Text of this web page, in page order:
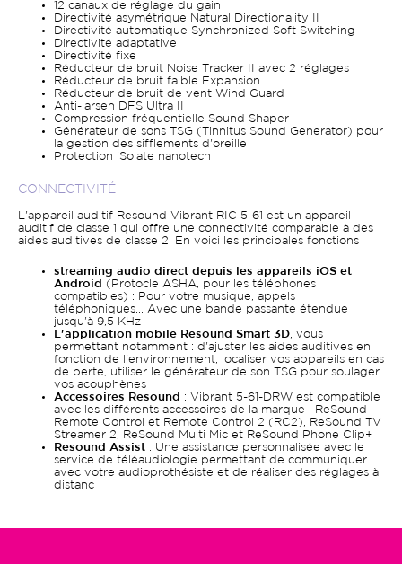
12 canaux de réglage du gain
Directivité asymétrique Natural Directionality II
Directivité automatique Synchronized Soft Switching
Directivité adaptative
Directivité fixe
Réducteur de bruit Noise Tracker II avec 2 réglages
Réducteur de bruit faible Expansion
Réducteur de bruit de vent Wind Guard
Anti-larsen DFS Ultra II
Compression fréquentielle Sound Shaper
Générateur de sons TSG (Tinnitus Sound Generator) pour
la gestion des sifflements d'oreille
Protection iSolate nanotech
CONNECTIVITÉ
L'appareil auditif Resound Vibrant RIC 5-61 est un appareil
auditif de classe 1 qui offre une connectivité comparable à des
aides auditives de classe 2. En voici les principales fonctions
streaming audio direct depuis les appareils iOS et
Android
(Protocle ASHA, pour les téléphones
compatibles) : Pour votre musique, appels
téléphoniques... Avec une bande passante étendue
jusqu'à 9,5 KHz
L'application mobile Resound Smart 3D , vous
permettant notamment : d'ajuster les aides auditives en
fonction de l'environnement, localiser vos appareils en cas
de perte, utiliser le générateur de son TSG pour soulager
vos acouphènes
Accessoires Resound : Vibrant 5-61-DRW est compatible
avec les différents accessoires de la marque : ReSound
Remote Control et Remote Control 2 (RC2), ReSound TV
Streamer 2, ReSound Multi Mic et ReSound Phone Clip+
Resound Assist : Une assistance personnalisée avec le
service de téléaudiologie permettant de communiquer
avec votre audioprothésiste et de réaliser des réglages à
distanc